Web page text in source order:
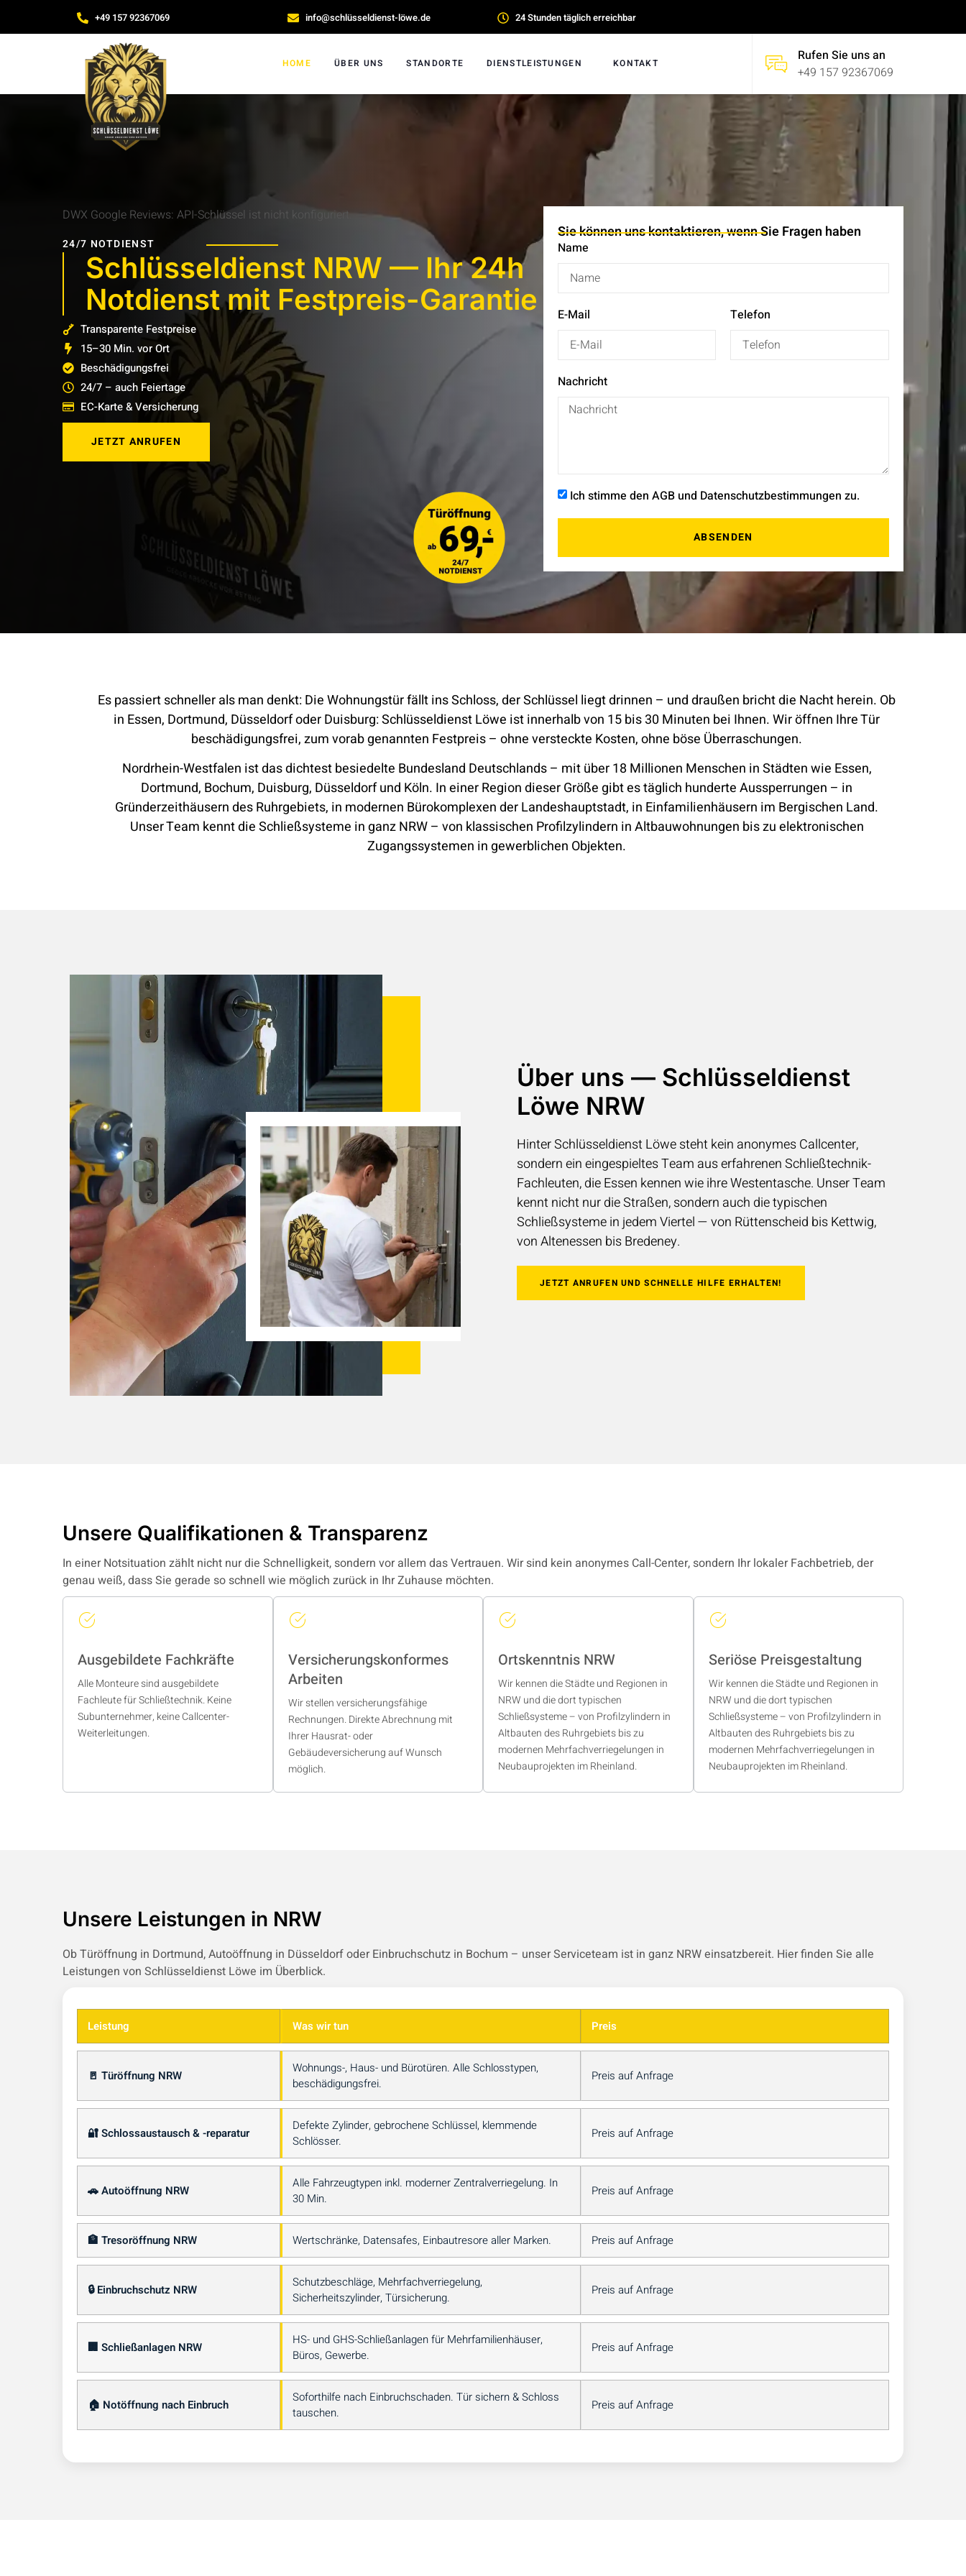
+49 157 92367069 info@schlüsseldienst-löwe.de 24 Stunden täglich erreichbar
HOME ÜBER UNS STANDORTE DIENSTLEISTUNGEN KONTAKT
Rufen Sie uns an
+49 157 92367069
DWX Google Reviews: API-Schlüssel ist nicht konfiguriert.
24/7 NOTDIENST
Schlüsseldienst NRW — Ihr 24h
Notdienst mit Festpreis-Garantie
Transparente Festpreise
15–30 Min. vor Ort
Beschädigungsfrei
24/7 – auch Feiertage
EC-Karte & Versicherung
JETZT ANRUFEN
Sie können uns kontaktieren, wenn Sie Fragen haben
Name
E-Mail Telefon
Nachricht
Ich stimme den AGB und Datenschutzbestimmungen zu.
ABSENDEN
Es passiert schneller als man denkt: Die Wohnungstür fällt ins Schloss, der Schlüssel liegt drinnen – und draußen bricht die Nacht herein. Ob
in Essen, Dortmund, Düsseldorf oder Duisburg: Schlüsseldienst Löwe ist innerhalb von 15 bis 30 Minuten bei Ihnen. Wir öffnen Ihre Tür
beschädigungsfrei, zum vorab genannten Festpreis – ohne versteckte Kosten, ohne böse Überraschungen.
Nordrhein-Westfalen ist das dichtest besiedelte Bundesland Deutschlands – mit über 18 Millionen Menschen in Städten wie Essen,
Dortmund, Bochum, Duisburg, Düsseldorf und Köln. In einer Region dieser Größe gibt es täglich hunderte Aussperrungen – in
Gründerzeithäusern des Ruhrgebiets, in modernen Bürokomplexen der Landeshauptstadt, in Einfamilienhäusern im Bergischen Land.
Unser Team kennt die Schließsysteme in ganz NRW – von klassischen Profilzylindern in Altbauwohnungen bis zu elektronischen
Zugangssystemen in gewerblichen Objekten.
Über uns — Schlüsseldienst
Löwe NRW
Hinter Schlüsseldienst Löwe steht kein anonymes Callcenter,
sondern ein eingespieltes Team aus erfahrenen Schließtechnik-
Fachleuten, die Essen kennen wie ihre Westentasche. Unser Team
kennt nicht nur die Straßen, sondern auch die typischen
Schließsysteme in jedem Viertel — von Rüttenscheid bis Kettwig,
von Altenessen bis Bredeney.
JETZT ANRUFEN UND SCHNELLE HILFE ERHALTEN!
Unsere Qualifikationen & Transparenz
In einer Notsituation zählt nicht nur die Schnelligkeit, sondern vor allem das Vertrauen. Wir sind kein anonymes Call-Center, sondern Ihr lokaler Fachbetrieb, der
genau weiß, dass Sie gerade so schnell wie möglich zurück in Ihr Zuhause möchten.
Ausgebildete Fachkräfte
Alle Monteure sind ausgebildete
Fachleute für Schließtechnik. Keine
Subunternehmer, keine Callcenter-
Weiterleitungen.
Versicherungskonformes
Arbeiten
Wir stellen versicherungsfähige
Rechnungen. Direkte Abrechnung mit
Ihrer Hausrat- oder
Gebäudeversicherung auf Wunsch
möglich.
Ortskenntnis NRW
Wir kennen die Städte und Regionen in
NRW und die dort typischen
Schließsysteme – von Profilzylindern in
Altbauten des Ruhrgebiets bis zu
modernen Mehrfachverriegelungen in
Neubauprojekten im Rheinland.
Seriöse Preisgestaltung
Wir kennen die Städte und Regionen in
NRW und die dort typischen
Schließsysteme – von Profilzylindern in
Altbauten des Ruhrgebiets bis zu
modernen Mehrfachverriegelungen in
Neubauprojekten im Rheinland.
Unsere Leistungen in NRW
Ob Türöffnung in Dortmund, Autoöffnung in Düsseldorf oder Einbruchschutz in Bochum – unser Serviceteam ist in ganz NRW einsatzbereit. Hier finden Sie alle
Leistungen von Schlüsseldienst Löwe im Überblick.
Leistung Was wir tun Preis
🚪 Türöffnung NRW
Wohnungs-, Haus- und Bürotüren. Alle Schlosstypen,
beschädigungsfrei.
Preis auf Anfrage
🔐 Schlossaustausch & -reparatur
Defekte Zylinder, gebrochene Schlüssel, klemmende
Schlösser.
Preis auf Anfrage
🚗 Autoöffnung NRW
Alle Fahrzeugtypen inkl. moderner Zentralverriegelung. In
30 Min.
Preis auf Anfrage
🏦 Tresoröffnung NRW Wertschränke, Datensafes, Einbautresore aller Marken. Preis auf Anfrage
🔒 Einbruchschutz NRW
Schutzbeschläge, Mehrfachverriegelung,
Sicherheitszylinder, Türsicherung.
Preis auf Anfrage
🏢 Schließanlagen NRW
HS- und GHS-Schließanlagen für Mehrfamilienhäuser,
Büros, Gewerbe.
Preis auf Anfrage
🏠 Notöffnung nach Einbruch
Soforthilfe nach Einbruchschaden. Tür sichern & Schloss
tauschen.
Preis auf Anfrage